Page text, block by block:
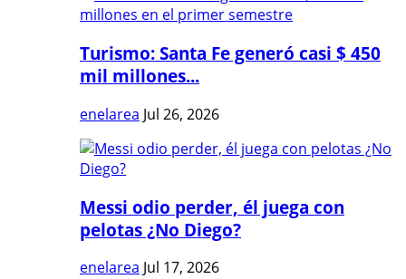
Turismo: Santa Fe generó casi $ 450
mil millones...
enelarea Jul 26, 2026
Messi odio perder, él juega con
pelotas ¿No Diego?
enelarea Jul 17, 2026